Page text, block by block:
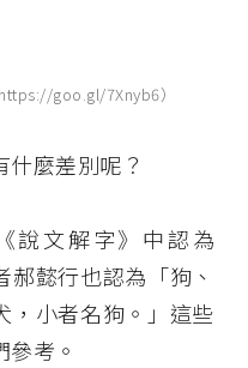
goo.gl/7Xnyb6）
麼差別呢？
說文解字》中認為
郝懿行也認為「狗、
，小者名狗。」這些
考。